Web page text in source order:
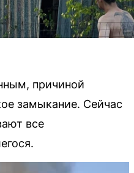
причиной
замыкание. Сейчас
все